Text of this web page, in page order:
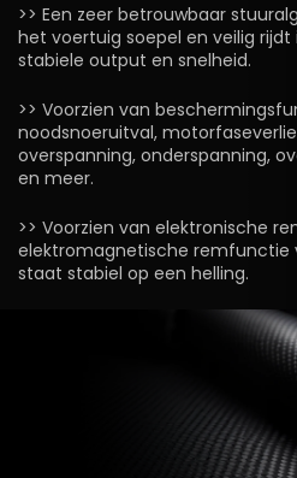
>> Een zeer betrouwbaar
het voertuig soepel en veilig
stabiele output en snelheid.
>> Voorzien van
noodsnoeruitval,
overspanning, onderspanning,
en meer.
>> Voorzien van elektronische
elektromagnetische remfunctie
staat stabiel op een helling.